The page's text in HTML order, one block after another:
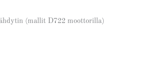
(mallit D722 moottorilla)